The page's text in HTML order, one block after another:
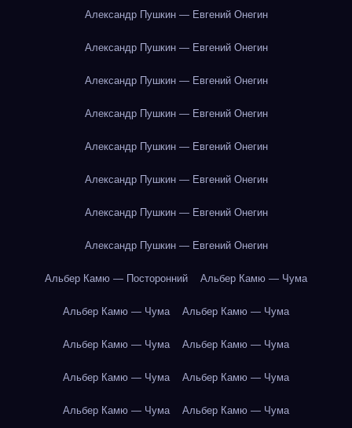
Александр Пушкин — Евгений Онегин
Александр Пушкин — Евгений Онегин
Александр Пушкин — Евгений Онегин
Александр Пушкин — Евгений Онегин
Александр Пушкин — Евгений Онегин
Александр Пушкин — Евгений Онегин
Александр Пушкин — Евгений Онегин
Александр Пушкин — Евгений Онегин
Альбер Камю — Посторонний Альбер Камю — Чума
Альбер Камю — Чума Альбер Камю — Чума
Альбер Камю — Чума Альбер Камю — Чума
Альбер Камю — Чума Альбер Камю — Чума
Альбер Камю — Чума Альбер Камю — Чума